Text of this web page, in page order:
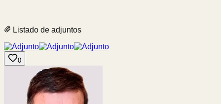
Listado de adjuntos
0